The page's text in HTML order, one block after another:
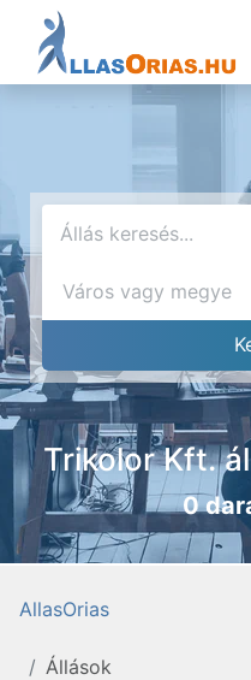
Trikolor Kft.
0
AllasOrias
Állások